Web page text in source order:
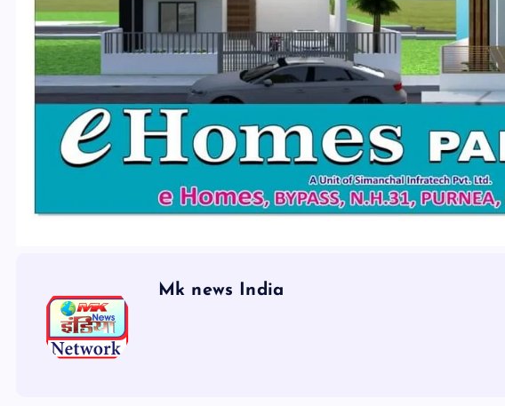
Mk news India